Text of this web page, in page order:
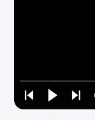
Play
Play
Play
Loaded:
0%